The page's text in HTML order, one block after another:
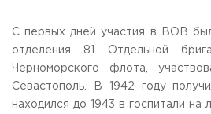
WORKING HOURS
Mo-th: from 09:00 to 18:00;
Fr: from 09:00 to 16:45;
С первых дней участия в ВОВ
отделения 81 Отдельной
Черноморского флота,
Севастополь. В 1942 году
находился до 1943 в госпитали на